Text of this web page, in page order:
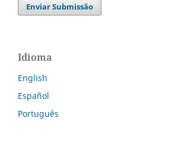
Enviar Submissão
Idioma
English
Español
Português